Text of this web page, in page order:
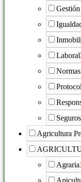
Laboral
Seguros
Agricultura
Agraria